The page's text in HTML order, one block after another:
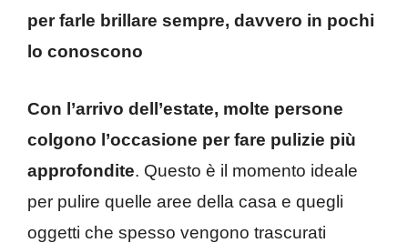
per farle brillare sempre, davvero in pochi
lo conoscono
Con l’arrivo dell’estate, molte persone
colgono l’occasione per fare pulizie più
approfondite. Questo è il momento ideale
per pulire quelle aree della casa e quegli
oggetti che spesso vengono trascurati